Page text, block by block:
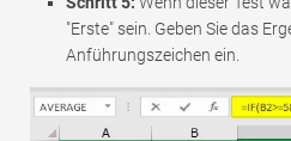
"Erste" sein. Geben Sie das
Anführungszeichen ein.